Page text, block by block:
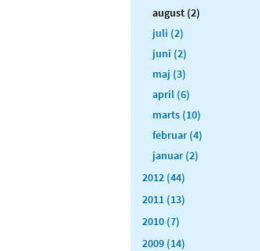
august (2)
juli (2)
juni (2)
maj (3)
april (6)
marts (10)
februar (4)
januar (2)
2012 (44)
2011 (13)
2010 (7)
2009 (14)